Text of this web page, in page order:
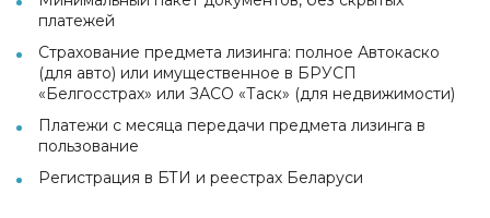
платежей
Страхование предмета лизинга: полное Автокаско
(для авто) или имущественное в БРУСП
«Белгосстрах» или ЗАСО «Таск» (для недвижимости)
Платежи с месяца передачи предмета лизинга в
пользование
Регистрация в БТИ и реестрах Беларуси